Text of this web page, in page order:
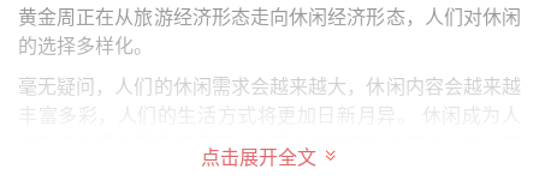
黄金周正在从旅游经济形态走向休闲经济形态，人们对休闲
的选择多样化。
毫无疑问，人们的休闲需求会越来越大，休闲内容会越来越
丰富多彩，人们的生活方式将更加日新月异。 休闲成为人
们生活方式中重要组成部分生活方式的变化与确立，与人们
生活需求和人们的思想观念是息息相关的。
点击展开全文